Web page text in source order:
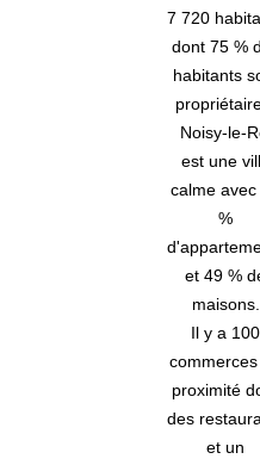
7 720
dont 75 %
habitants
Noisy-le-
est une
calme avec
%
et 49 %
maisons.
Il y a 100
proximité
des
et un